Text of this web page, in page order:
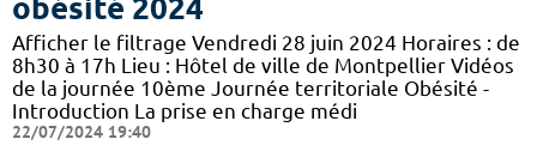
obésité 2024
Afficher le filtrage Vendredi 28 juin 2024 Horaires : de
8h30 à 17h Lieu : Hôtel de ville de Montpellier Vidéos
de la journée 10ème Journée territoriale Obésité -
Introduction La prise en charge médi
22/07/2024 19:40